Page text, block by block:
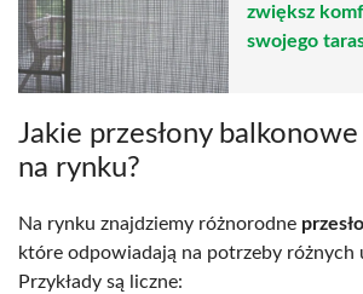
zwiększ
swojego
Jakie przesłony
na rynku?
Na rynku znajdziemy różnorodne
które odpowiadają na potrzeby
Przykłady są liczne: